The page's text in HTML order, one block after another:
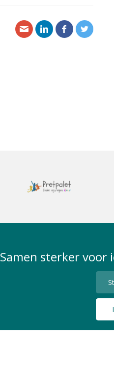
Samen sterker voor
Privacy Statement